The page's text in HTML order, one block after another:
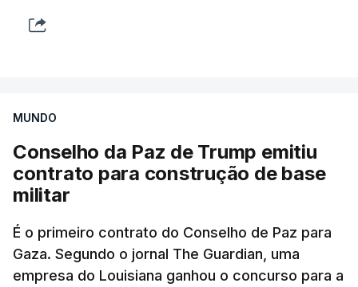
MUNDO
Conselho da Paz de Trump emitiu
contrato para construção de base
militar
É o primeiro contrato do Conselho de Paz para
Gaza. Segundo o jornal The Guardian, uma
empresa do Louisiana ganhou o concurso para a